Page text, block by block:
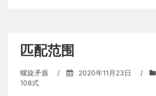
化
篇）
匹配范围
螺旋矛盾 / 2020年11月23日 /
108式